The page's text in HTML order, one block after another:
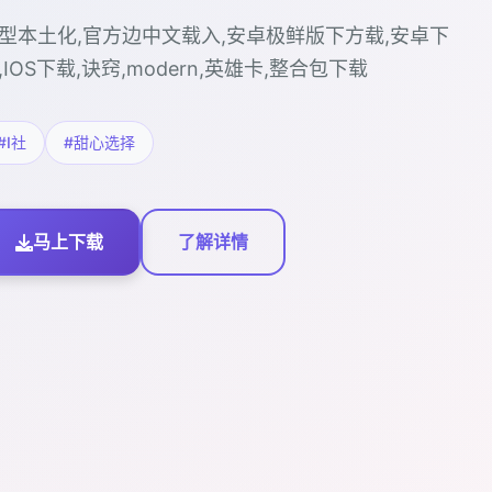
本土化,官方边中文载入,安卓极鲜版下方载,安卓下
下载,诀窍,modern,英雄卡,整合包下载
社 #甜心选择
马上下载 了解详情